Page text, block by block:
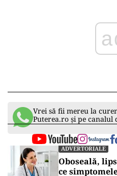
Vrei să fii mereu la
Puterea.ro și pe canalul
ADVERTORIALE
Oboseală,
ce